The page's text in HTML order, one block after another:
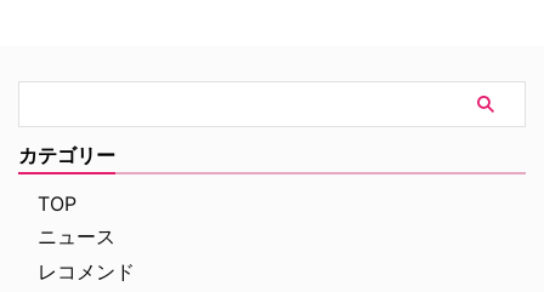
カテゴリー
TOP
ニュース
レコメンド